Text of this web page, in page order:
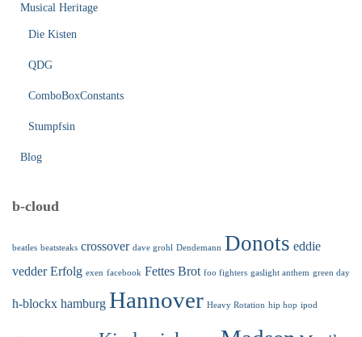
Musical Heritage
Die Kisten
QDG
ComboBoxConstants
Stumpfsin
Blog
b-cloud
beatles beatsteaks crossover dave grohl Dendemann Donots eddie
vedder Erfolg exen facebook Fettes Brot foo fighters gaslight anthem green day
h-blockx hamburg Hannover Heavy Rotation hip hop ipod